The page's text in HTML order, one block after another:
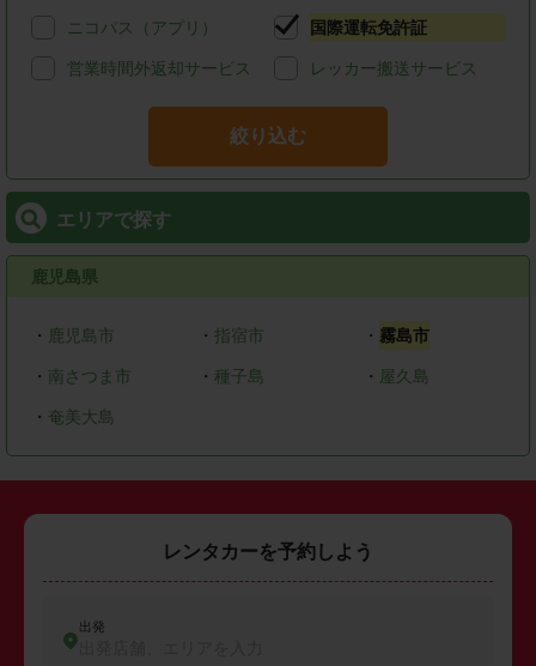
ニコパス（アプリ） 国際運転免許証
営業時間外返却サービス レッカー搬送サービス
絞り込む
エリアで探す
鹿児島県
・ 鹿児島市 ・ 指宿市 ・ 霧島市
・ 南さつま市 ・ 種子島 ・ 屋久島
・ 奄美大島
レンタカーを予約しよう
出発